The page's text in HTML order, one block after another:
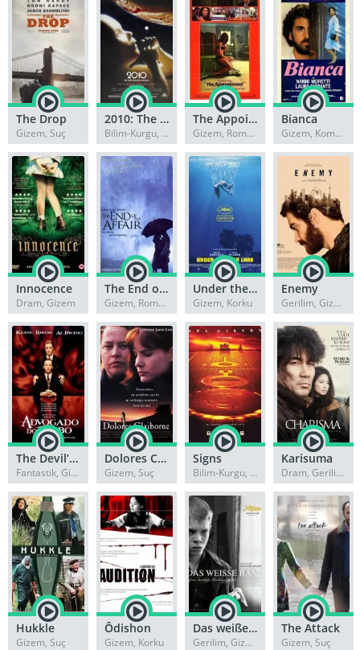
The Drop
Gizem, Suç
2010: The Year We Make Contact
Bilim-Kurgu, Gizem
The Appointment
Gizem, Romantik
Bianca
Gizem, Komedi
Innocence
Dram, Gizem
The End of the Affair
Gizem, Romantik
Under the Silver Lake
Gizem, Korku
Enemy
Gerilim, Gizem
The Devil’s Advocate
Fantastik, Gizem
Dolores Claiborne
Gizem, Suç
Signs
Bilim-Kurgu, Gizem
Karisuma
Dram, Gerilim
Hukkle
Gizem, Suç
Ôdishon
Gizem, Korku
Das weiße Band – Eine deutsche Kindergeschichte
Gerilim, Gizem
The Attack
Gizem, Suç